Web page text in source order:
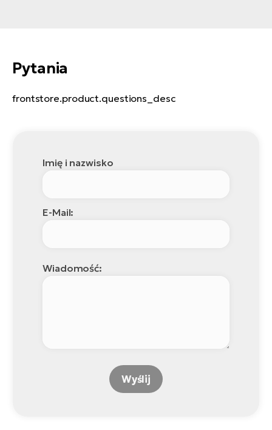
Pytania
frontstore.product.questions_desc
Imię i nazwisko
E-Mail:
Wiadomość:
Wyślij